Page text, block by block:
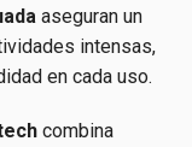
aseguran un
intensas,
en cada uso.
combina